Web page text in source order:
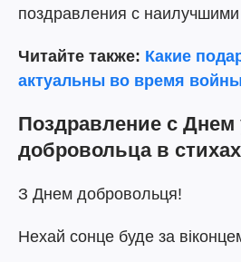
поздравления с
Читайте также: Какие
актуальны во время
Поздравление с Днем
добровольца в стихах
З Днем добровольця!
Нехай сонце буде за